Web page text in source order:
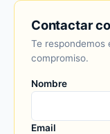
Contactar
Te respondemos
compromiso.
Nombre
Email